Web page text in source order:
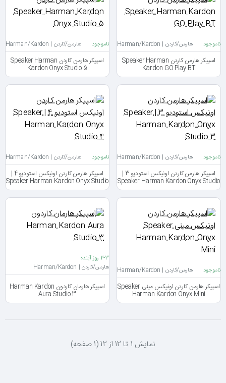
ناموجود هارمن/کاردن | Harman/Kardon
اسپیکر هارمن کاردن Speaker Harman
Kardon GO Play BT
ناموجود هارمن/کاردن | Harman/Kardon
اسپیکر هارمن کاردن Speaker Harman
Kardon Onyx Studio 5
ناموجود هارمن/کاردن | Harman/Kardon
اسپیکر هارمن کاردن اونیکس استودیو 3 |
Speaker Harman Kardon Onyx Studio
3
ناموجود هارمن/کاردن | Harman/Kardon
اسپیکر هارمن کاردن اونیکس استودیو 4 |
Speaker Harman Kardon Onyx Studio
4
ناموجود هارمن/کاردن | Harman/Kardon
اسپیکر هارمن کاردن اونیکس مینی Speaker
Harman Kardon Onyx Mini
2-3 روز آینده
هارمن/کاردن | Harman/Kardon
اسپیکر هارمان کاردون Harman Kardon
Aura Studio 3
نمايش 1 تا 12 از 12 (1 صفحه)